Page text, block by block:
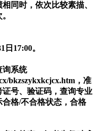
同时，依次比较素描、
日 17:00。
询系统
bkzszykxkcjcx.htm，准
号、验证码，查询专业
格/不合格状态，合格